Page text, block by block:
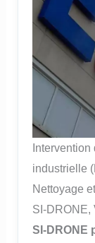
industrielle
Nettoyage
SI-DRONE,
SI-DRONE